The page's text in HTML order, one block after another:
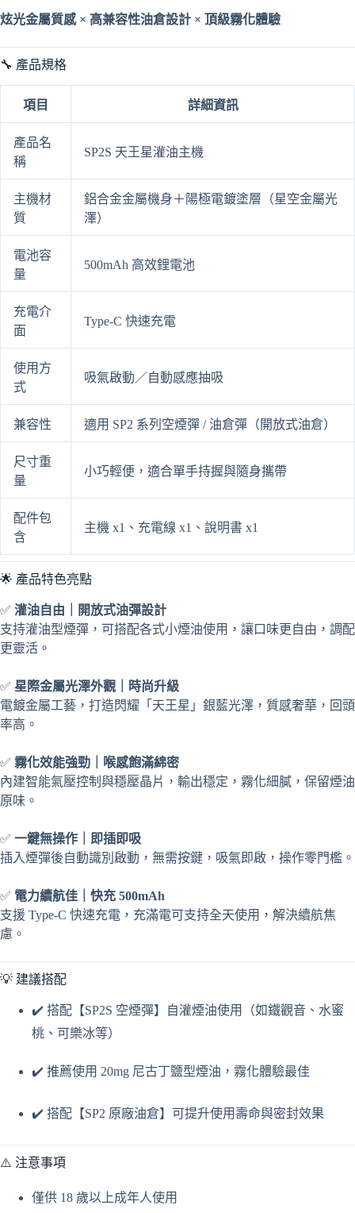
空
倉
量
炫光金屬質感 × 高兼容性油倉設計 × 頂級霧化體驗
🔧 產品規格
項目 詳細資訊
產品名
稱
SP2S 天王星灌油主機
主機材
質
鋁合金金屬機身＋陽極電鍍塗層（星空金屬光
澤）
電池容
量
500mAh 高效鋰電池
充電介
面
Type-C 快速充電
使用方
式
吸氣啟動／自動感應抽吸
兼容性 適用 SP2 系列空煙彈 / 油倉彈（開放式油倉）
尺寸重
量
小巧輕便，適合單手持握與隨身攜帶
配件包
含
主機 x1、充電線 x1、說明書 x1
🌟 產品特色亮點
✅ 灌油自由｜開放式油彈設計
支持灌油型煙彈，可搭配各式小煙油使用，讓口味更自由，調配
更靈活。
✅ 星際金屬光澤外觀｜時尚升級
電鍍金屬工藝，打造閃耀「天王星」銀藍光澤，質感奢華，回頭
率高。
✅ 霧化效能強勁｜喉感飽滿綿密
內建智能氣壓控制與穩壓晶片，輸出穩定，霧化細膩，保留煙油
原味。
✅ 一鍵無操作｜即插即吸
插入煙彈後自動識別啟動，無需按鍵，吸氣即啟，操作零門檻。
✅ 電力續航佳｜快充 500mAh
支援 Type-C 快速充電，充滿電可支持全天使用，解決續航焦
慮。
💡 建議搭配
✔️ 搭配【SP2S 空煙彈】自灌煙油使用（如鐵觀音、水蜜
桃、可樂冰等）
✔️ 推薦使用 20mg 尼古丁鹽型煙油，霧化體驗最佳
✔️ 搭配【SP2 原廠油倉】可提升使用壽命與密封效果
⚠️ 注意事項
僅供 18 歲以上成年人使用